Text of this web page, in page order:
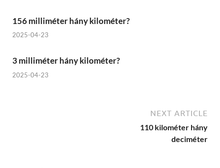
156 milliméter hány kilométer?
2025-04-23
3 milliméter hány kilométer?
2025-04-23
NEXT ARTICLE
110 kilométer hány
deciméter